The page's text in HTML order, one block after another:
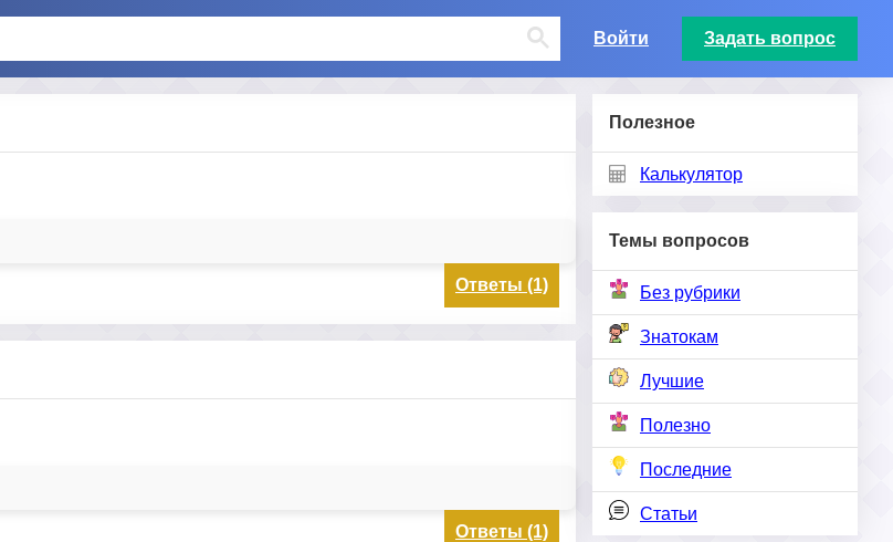
Войти Задать вопрос
Полезное
Калькулятор
Темы вопросов
Без рубрики
Знатокам
Лучшие
Полезно
Последние
Статьи
Ответы (1)
Ответы (1)